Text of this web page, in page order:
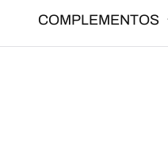
COMPLEMENTOS